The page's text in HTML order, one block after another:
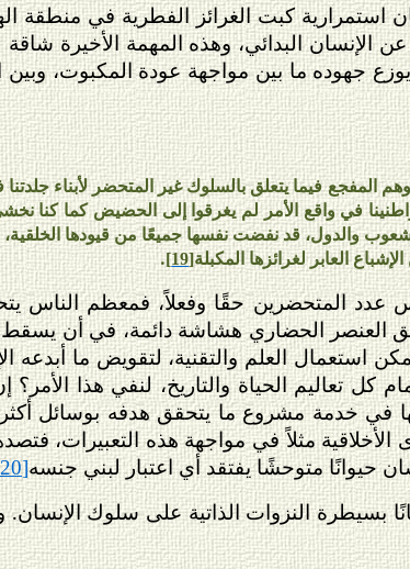
كبت الغرائز الفطرية في منطقة
الإنسان البدائي، وهذه المهمة الأخيرة شاقة
جهوده ما بين مواجهة عودة المكبوت، وبين
المفجع فيما يتعلق بالسلوك غير المتحضر لأبناء
في واقع الأمر لم يغرقوا إلى الحضيض كما كنا
والدول، قد نفضت نفسها جميعًا من قيودها الخلقية،
العابر لغرائزها المكبلة[19]
.
عدد المتحضرين حقًا وفعلاً، فمعظم الناس
العنصر الحضاري هشاشة دائمة، في أن يسقط
استعمال العلم والتقنية، لتقويض ما أبدعه
تعاليم الحياة والتاريخ، لنفي هذا الأمر؟
في خدمة مشروع ما يتحقق هدفه بوسائل أكثر
مثلاً في مواجهة هذه التعبيرات،
حيوانًا متوحشًا يفتقد أي اعتبار لبني جنسه[20]
بسيطرة النزوات الذاتية على سلوك الإنسان.